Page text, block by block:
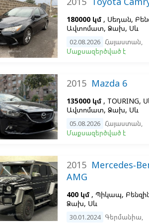
180000 կմ , Սեդան,
Ավտոմատ, Ձախ, Սև
02.08.2026 Հայաստան,
Մաքսազերծված է
2015Mazda 6
135000 կմ , TOURING,
Ավտոմատ, Ձախ, Սև
05.08.2026 Հայաստան,
Մաքսազերծված է
2015Mercedes-
AMG
400 կմ , Պիկապ,
Ձախ, Սև
30.01.2024 Գերմանիա,